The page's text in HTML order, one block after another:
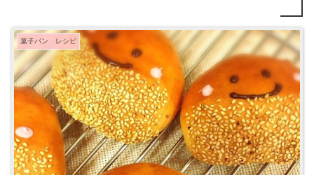
菓子パン レシピ